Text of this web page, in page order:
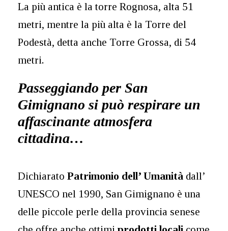
La più antica è la torre Rognosa, alta 51
metri, mentre la più alta è la Torre del
Podestà, detta anche Torre Grossa, di 54
metri.
Passeggiando per San
Gimignano si può respirare un
affascinante atmosfera
cittadina…
Dichiarato Patrimonio dell’ Umanità dall’
UNESCO nel 1990, San Gimignano è una
delle piccole perle della provincia senese